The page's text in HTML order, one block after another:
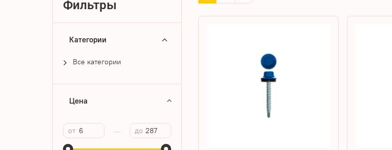
Фильтры
Категории
Все категории
Цена
от — до